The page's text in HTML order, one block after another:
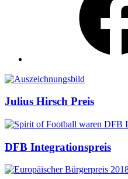
Auszeichnungen
Julius Hirsch Preis
DFB Integrationspreis